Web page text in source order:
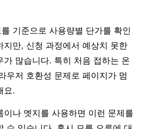
기준으로 사용량별 단가를 확인
지만, 신청 과정에서 예상치 못한
가 많습니다. 특히 처음 접하는 온
우저 호환성 문제로 페이지가 멈
요.
이나 엣지를 사용하면 이런 문제를